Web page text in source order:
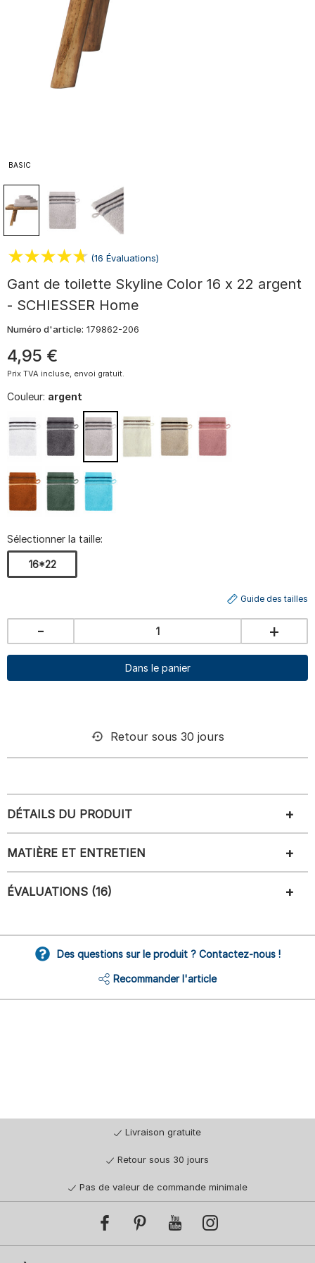
BASIC
(16 Évaluations)
Gant de toilette Skyline Color 16 x 22 argent
- SCHIESSER Home
Numéro d'article: 179862-206
4,95 €
Prix TVA incluse, envoi gratuit.
Couleur: argent
Sélectionner la taille:
16*22
Guide des tailles
- +
Dans le panier
Retour sous 30 jours
DÉTAILS DU PRODUIT
MATIÈRE ET ENTRETIEN
ÉVALUATIONS (16)
Des questions sur le produit ? Contactez-nous !
Recommander l'article
Livraison gratuite
Retour sous 30 jours
Pas de valeur de commande minimale